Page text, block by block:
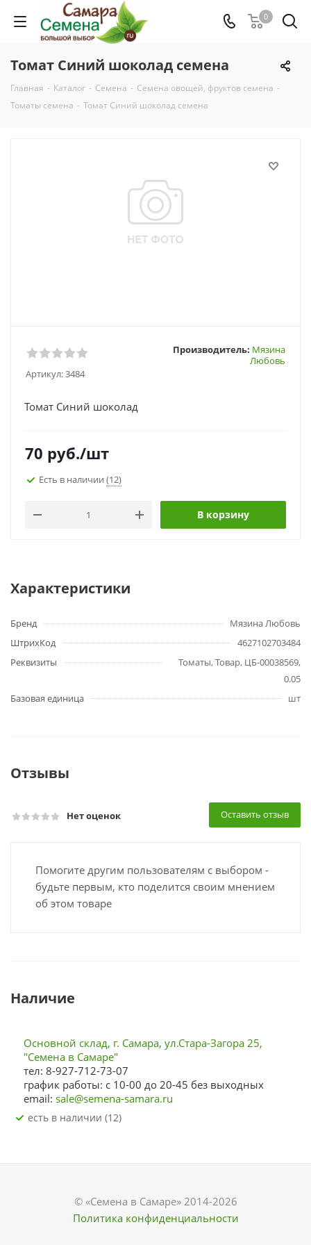
0
Томат Синий шоколад семена
Главная - Каталог - Семена - Семена овощей, фруктов семена -
Томаты семена - Томат Синий шоколад семена
Артикул:3484
Производитель: Мязина
Любовь
Томат Синий шоколад
70 руб./шт
Есть в наличии (12)
В корзину
Характеристики
Бренд
Мязина Любовь
ШтрихКод
4627102703484
Реквизиты
Томаты, Товар, ЦБ-00038569,
0.05
Базовая единица
шт
Отзывы
Нет оценок Оставить отзыв
Помогите другим пользователям с выбором -
будьте первым, кто поделится своим мнением
об этом товаре
Наличие
Основной склад, г. Самара, ул.Стара-Загора 25,
"Семена в Самаре"
тел: 8-927-712-73-07
график работы: с 10-00 до 20-45 без выходных
email: sale@semena-samara.ru
Есть в наличии (12)
© «Семена в Самаре» 2014-2026
Политика конфиденциальности